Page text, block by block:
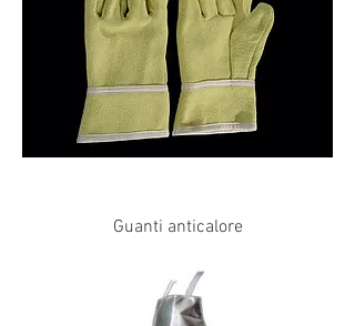
Guanti anticalore